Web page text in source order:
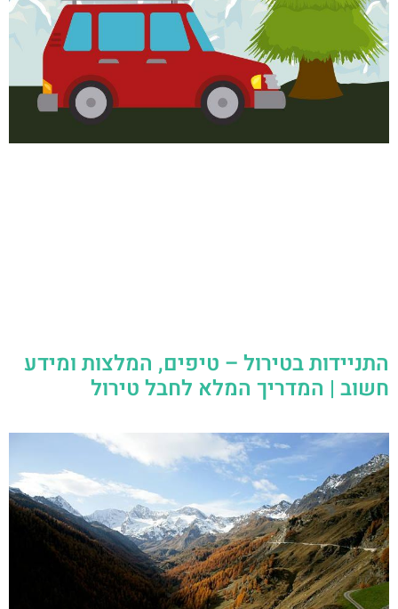
התניידות בטירול – טיפים, המלצות ומידע
חשוב | המדריך המלא לחבל טירול